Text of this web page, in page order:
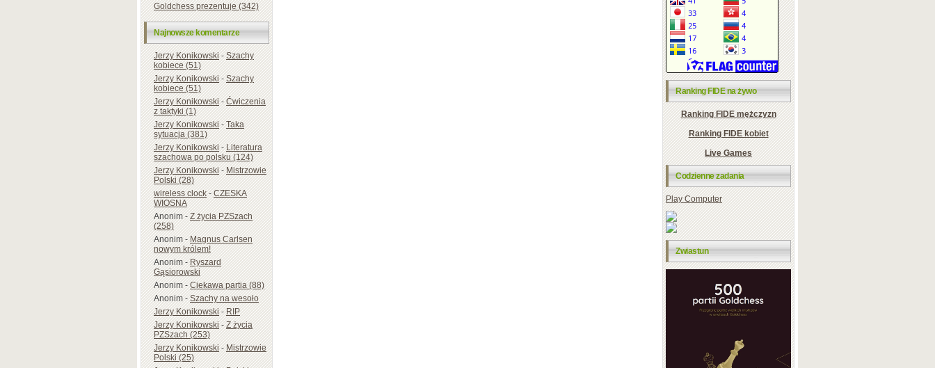
Goldchess prezentuje (342)
Najnowsze komentarze
Jerzy Konikowski-Szachy
kobiece (51)
Jerzy Konikowski-Szachy
kobiece (51)
Jerzy Konikowski-Ćwiczenia
z taktyki (1)
Jerzy Konikowski-Taka
sytuacja (381)
Jerzy Konikowski-Literatura
szachowa po polsku (124)
Jerzy Konikowski-Mistrzowie
Polski (28)
wireless clock-CZESKA
WIOSNA
Anonim-Z życia PZSzach
(258)
Anonim-Magnus Carlsen
nowym królem!
Anonim-Ryszard
Gąsiorowski
Anonim-Ciekawa partia (88)
Anonim-Szachy na wesoło
Jerzy Konikowski-RIP
Jerzy Konikowski-Z życia
PZSzach (253)
Jerzy Konikowski-Mistrzowie
Polski (25)
Ranking FIDE na żywo
Ranking FIDE mężczyzn
Ranking FIDE kobiet
Live Games
Codzienne zadania
Play Computer
Zwiastun